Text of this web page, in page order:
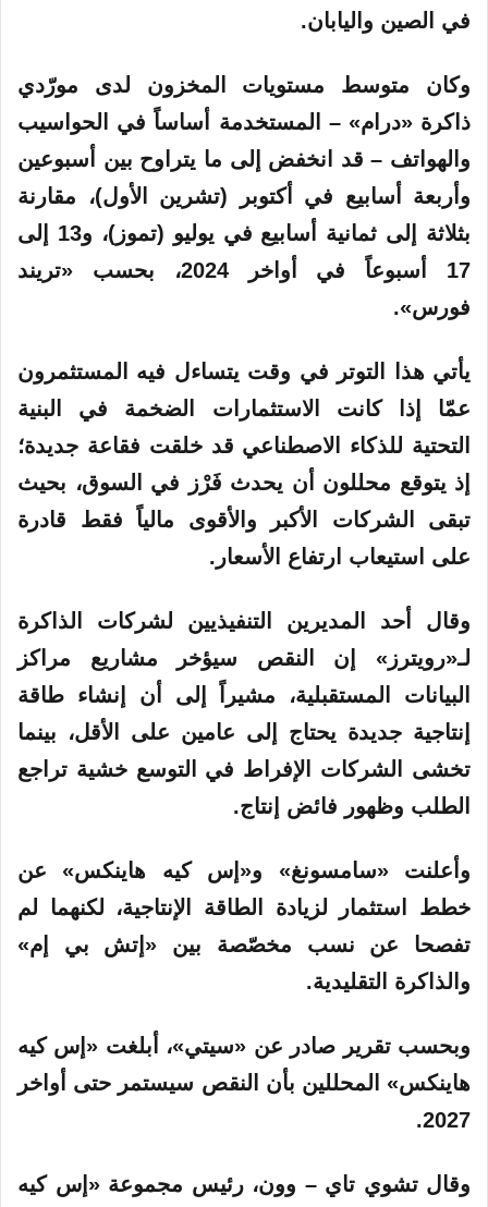
في الصين واليابان.
وكان متوسط مستويات المخزون لدى مورّدي
ذاكرة «درام» – المستخدمة أساساً في الحواسيب
والهواتف – قد انخفض إلى ما يتراوح بين أسبوعين
وأربعة أسابيع في أكتوبر (تشرين الأول)، مقارنة
بثلاثة إلى ثمانية أسابيع في يوليو (تموز)، و13 إلى
17 أسبوعاً في أواخر 2024، بحسب «تريند
فورس».
يأتي هذا التوتر في وقت يتساءل فيه المستثمرون
عمّا إذا كانت الاستثمارات الضخمة في البنية
التحتية للذكاء الاصطناعي قد خلقت فقاعة جديدة؛
إذ يتوقع محللون أن يحدث فَرْز في السوق، بحيث
تبقى الشركات الأكبر والأقوى مالياً فقط قادرة
على استيعاب ارتفاع الأسعار.
وقال أحد المديرين التنفيذيين لشركات الذاكرة
لـ«رويترز» إن النقص سيؤخر مشاريع مراكز
البيانات المستقبلية، مشيراً إلى أن إنشاء طاقة
إنتاجية جديدة يحتاج إلى عامين على الأقل، بينما
تخشى الشركات الإفراط في التوسع خشية تراجع
الطلب وظهور فائض إنتاج.
وأعلنت «سامسونغ» و«إس كيه هاينكس» عن
خطط استثمار لزيادة الطاقة الإنتاجية، لكنهما لم
تفصحا عن نسب مخصّصة بين «إتش بي إم»
والذاكرة التقليدية.
وبحسب تقرير صادر عن «سيتي»، أبلغت «إس كيه
هاينكس» المحللين بأن النقص سيستمر حتى أواخر
2027.
وقال تشوي تاي – وون، رئيس مجموعة «إس كيه